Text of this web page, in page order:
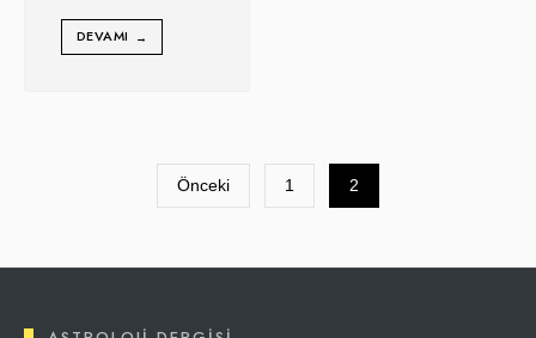
DEVAMI →
sayfalaması
Önceki 1 2